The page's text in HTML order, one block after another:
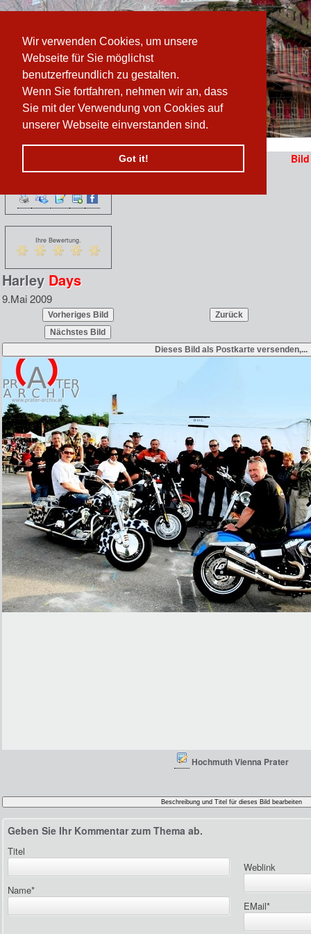
Wir verwenden Cookies, um unsere
Webseite für Sie möglichst
benutzerfreundlich zu gestalten.
Wenn Sie fortfahren, nehmen wir an, dass
Sie mit der Verwendung von Cookies auf
unserer Webseite einverstanden sind.
Got it!
sich vom
www.prater-archiv.at»Harley Foto 2/Harley Days
Bild
Ihre Bewertung.
Harley Days
9.Mai 2009
Hochmuth Vienna Prater
Geben Sie Ihr Kommentar zum Thema ab.
Titel
Weblink
Name*
EMail*